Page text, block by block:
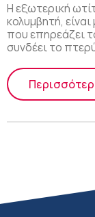
Η εξωτερική
κολυμβητή,
που επηρεάζει
συνδέει το